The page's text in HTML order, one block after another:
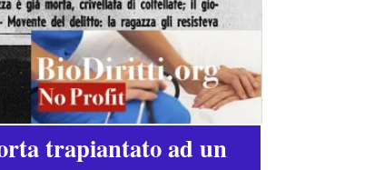
trapiantato ad un